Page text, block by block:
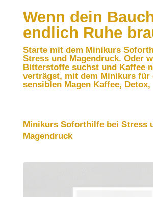
Wenn dein
endlich Ruhe
Starte mit dem Minikurs
Stress und Magendruck. Oder
Bitterstoffe suchst und Kaffee
verträgst, mit dem Minikurs für
sensiblen Magen Kaffee, Detox,
Minikurs Soforthilfe bei Stress
Magendruck